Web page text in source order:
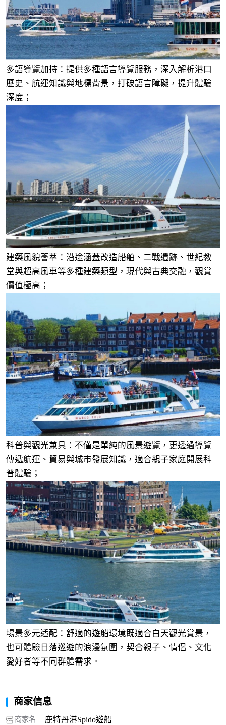
多語導覽加持：提供多種語言導覽服務，深入解析港口
歷史、航運知識與地標背景，打破語言障礙，提升體驗
深度；
建築風貌薈萃：沿途涵蓋改造船舶、二戰遺跡、世紀教
堂與超高風車等多種建築類型，現代與古典交融，觀賞
價值極高；
科普與觀光兼具：不僅是單純的風景遊覽，更透過導覽
傳遞航運、貿易與城市發展知識，適合親子家庭開展科
普體驗；
場景多元适配：舒適的遊船環境既適合白天觀光賞景，
也可體驗日落巡遊的浪漫氛圍，契合親子、情侶、文化
愛好者等不同群體需求。
商家信息
商家名 鹿特丹港Spido遊船